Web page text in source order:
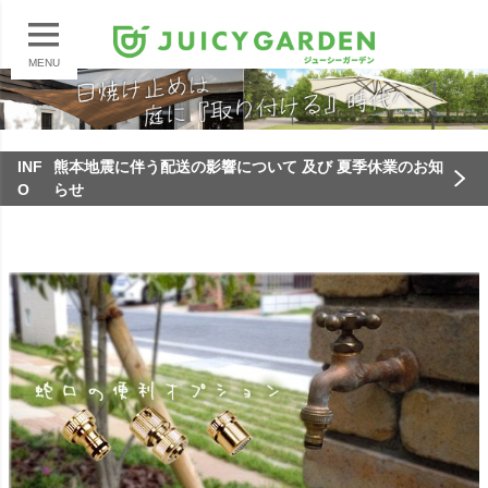
MENU
INF
O
熊本地震に伴う配送の影響について 及び 夏季休業のお知
らせ